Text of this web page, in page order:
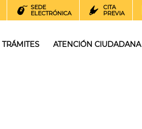
SEDE
ELECTRÓNICA
CITA
PREVIA
TRÁMITES ATENCIÓN CIUDADANA